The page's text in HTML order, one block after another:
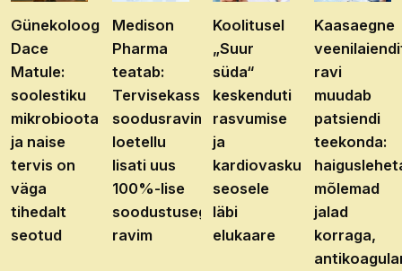
Günekoloog
Dace
Matule:
soolestiku
mikrobioota
ja naise
tervis on
väga
tihedalt
seotud
Medison
Pharma
teatab:
Tervisekassa
soodusravimite
loetellu
lisati uus
100%-lise
soodustusega
ravim
Koolitusel
„Suur
süda“
keskenduti
rasvumise
ja
kardiovaskulaarhaiguste
seosele
läbi
elukaare
Kaasaegne
ravi
muudab
patsiendi
teekonda:
mõlemad
jalad
korraga,